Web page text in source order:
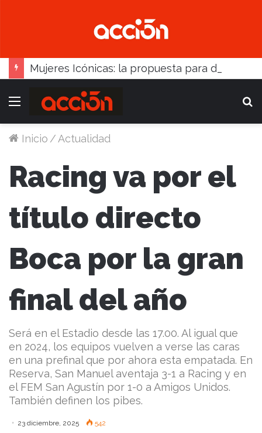
Menú
Inicio /Actualidad
Racing va por el
título directo
Boca por la gran
final del año
Será en el Estadio desde las 17.00. Al igual que
en 2024, los equipos vuelven a verse las caras
en una prefinal que por ahora esta empatada. En
Reserva, San Manuel aventaja 3-1 a Racing y en
el FEM San Agustín por 1-0 a Amigos Unidos.
También definen los pibes.
23 diciembre, 2025 542